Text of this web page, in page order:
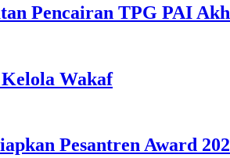
Pencairan TPG PAI
Wakaf
Pesantren Award